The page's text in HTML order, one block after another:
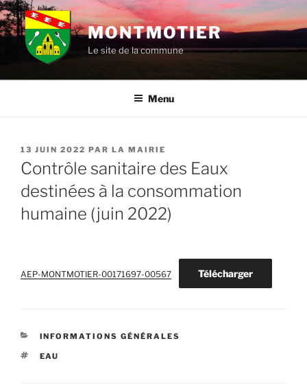
Aller
au
contenu
principal
MONTMOTIER
Le site de la commune
Menu
PUBLIÉ
LE
13 JUIN 2022 PAR LA MAIRIE
Contrôle sanitaire des Eaux
destinées à la consommation
humaine (juin 2022)
AEP-MONTMOTIER-00171697-00567 Télécharger
CATÉGORIES
INFORMATIONS GÉNÉRALES
ÉTIQUETTES
EAU